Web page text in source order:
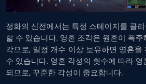
정화의 신전에서는 특정 스테이지를 클
할 수 있습니다. 영혼 조각은 원혼이 폭주
각으로, 일정 개수 이상 보유하면 영혼을
수 있습니다. 영혼 각성의 횟수에 따라 영
되므로, 꾸준한 각성이 중요합니다.